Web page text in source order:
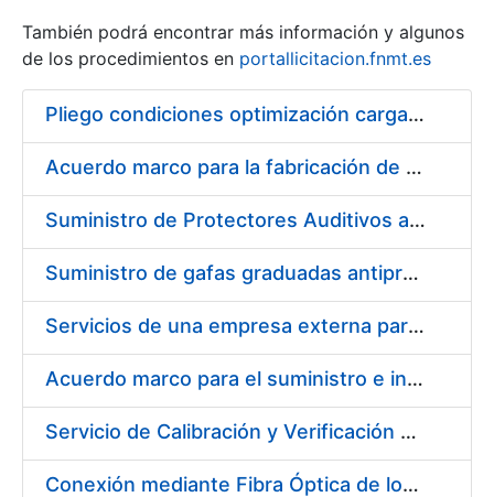
Show/Hide
También podrá encontrar más información y algunos
de los procedimientos en portallicitacion.fnmt.es
Pliego condiciones optimización cargas compras firmado
Acuerdo marco para la fabricación de piezas
Suministro de Protectores Auditivos a medida para las personas trabajadoras de los Centros de Trabajo de Madrid y Burgos
Suministro de gafas graduadas antiproyecciones para los trabajadores de la FNMT-RCM en los centros de trabajo de Madrid y Burgos
Servicios de una empresa externa para el asesoramiento y resolución de los recursos de alzada que se presentan relacionados con procesos de selección para la FNMT-RCM
Acuerdo marco para el suministro e instalación de persianas, estores y otros complementos
Servicio de Calibración y Verificación Externa de los Equipos de Medición del Servicio de Prevención de la FNMT-RCM
Conexión mediante Fibra Óptica de los Centros de Proceso de Datos (CPDs) de las sedes de la FNMT-RCM de Burgos y Madrid